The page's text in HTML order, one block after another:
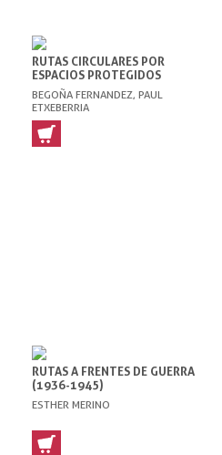
RUTAS CIRCULARES POR
ESPACIOS PROTEGIDOS
BEGOÑA FERNANDEZ, PAUL
ETXEBERRIA
RUTAS A FRENTES DE GUERRA
(1936-1945)
ESTHER MERINO